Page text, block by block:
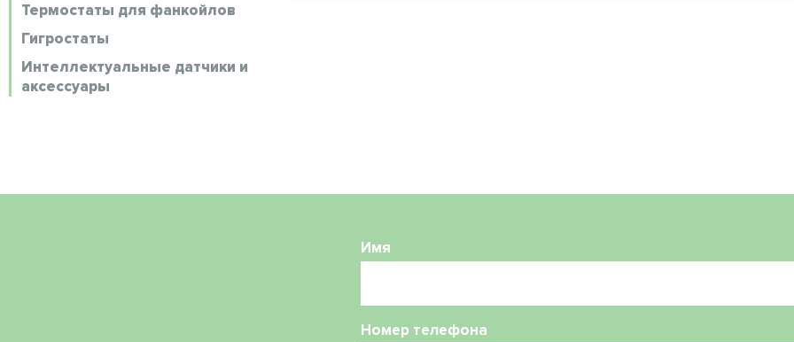
Термостаты для фанкойлов
Гигростаты
Интеллектуальные датчики и
аксессуары
Имя
Номер телефона